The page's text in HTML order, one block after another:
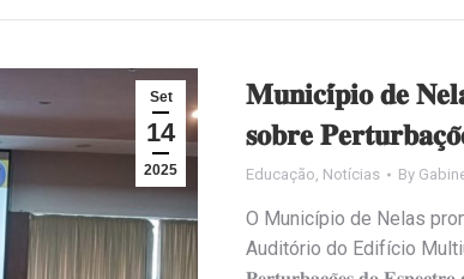
Set
14
2025
𝐌𝐮𝐧𝐢𝐜𝐢́𝐩𝐢𝐨 𝐝𝐞
𝐬𝐨𝐛𝐫𝐞
Educação, Notícias By
O Município de Nelas
Auditório do Edifício